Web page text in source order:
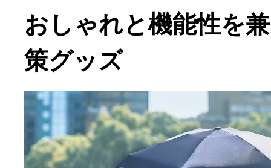
おしゃれと機能性を
策グッズ